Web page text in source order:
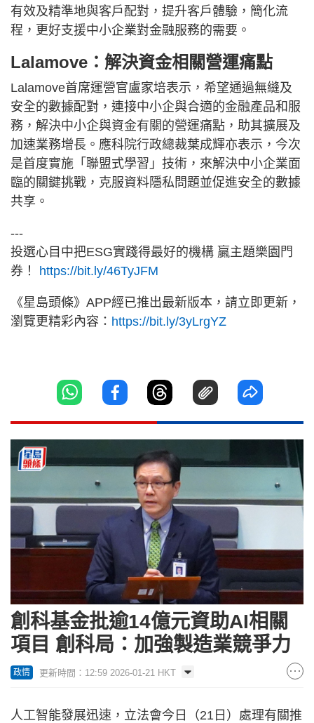
有效及精準地與客戶配對，提升客戶體驗，簡化流
程，更好支援中小企業對金融服務的需要。
Lalamove：解決資金相關營運痛點
Lalamove首席運營官盧家培表示，希望通過無縫及
安全的數據配對，連接中小企與合適的金融產品和服
務，解決中小企與資金有關的營運痛點，助其擴展及
加速業務增長。應科院行政總裁葉成輝亦表示，今次
是首度實施「聯盟式學習」技術，來解決中小企業面
臨的關鍵挑戰，克服資料隱私問題並促進安全的數據
共享。
---
投選心目中把ESG實踐得最好的機構 贏主題樂園門
券！ https://bit.ly/46TyJFM
《星島頭條》APP經已推出最新版本，請立即更新，
瀏覽更精彩內容： https://bit.ly/3yLrgYZ
創科基金批逾14億元資助AI相關
項目 創科局：加強製造業競爭力
政情 更新時間：12:59 2026-01-21 HKT
人工智能發展迅速，立法會今日（21日）處理有關推